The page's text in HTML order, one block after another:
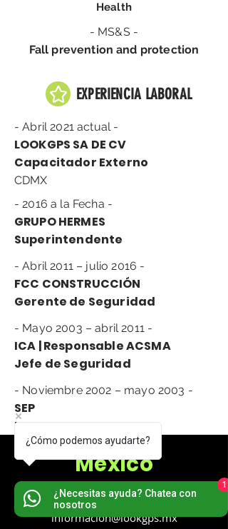
Health
- MS&S -
Fall prevention and protection
EXPERIENCIA LABORAL
- Abril 2021 actual -
LOOKGPS SA DE CV
Capacitador Externo
CDMX
- 2016 a la Fecha -
GRUPO HERMES
Superintendente
- Abril 2011 – julio 2016 -
FCC CONSTRUCCIÓN
Gerente de Seguridad
- Mayo 2003 – abril 2011 -
ICA | Responsable ACSMA
Jefe de Seguridad
- Noviembre 2002 – mayo 2003 -
SEP
Docente
México
(55) 8950-6305
informacion@lookgps.mx
¿Cómo podemos ayudarte?
¿Necesitas ayuda? Chatea con
nosotros
1